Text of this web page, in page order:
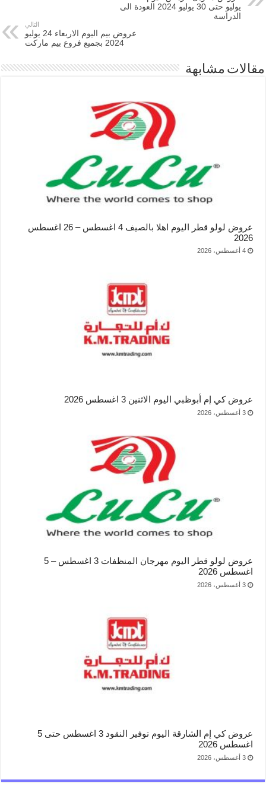
يوليو حتى 30 يوليو 2024 العودة الى
الدراسة
التالي
عروض بيم اليوم الاربعاء 24 يوليو
2024 بجميع فروع بيم ماركت
مقالات مشابهة
عروض لولو قطر اليوم اهلا بالصيف 4 اغسطس – 26 اغسطس
2026
4 أغسطس، 2026
عروض كي إم أبوظبي اليوم الاثنين 3 اغسطس 2026
3 أغسطس، 2026
عروض لولو قطر اليوم مهرجان المنظفات 3 اغسطس – 5
اغسطس 2026
3 أغسطس، 2026
عروض كي إم الشارقة اليوم توفير النقود 3 اغسطس حتى 5
اغسطس 2026
3 أغسطس، 2026